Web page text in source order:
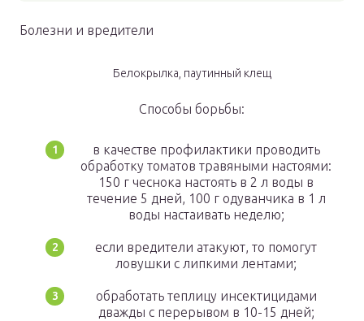
Болезни и вредители
Белокрылка, паутинный клещ
Способы борьбы:
в качестве профилактики проводить
обработку томатов травяными настоями:
150 г чеснока настоять в 2 л воды в
течение 5 дней, 100 г одуванчика в 1 л
воды настаивать неделю;
если вредители атакуют, то помогут
ловушки с липкими лентами;
обработать теплицу инсектицидами
дважды с перерывом в 10-15 дней;